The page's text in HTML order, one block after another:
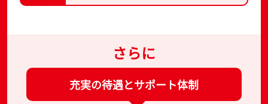
さらに
充実の待遇とサポート体制